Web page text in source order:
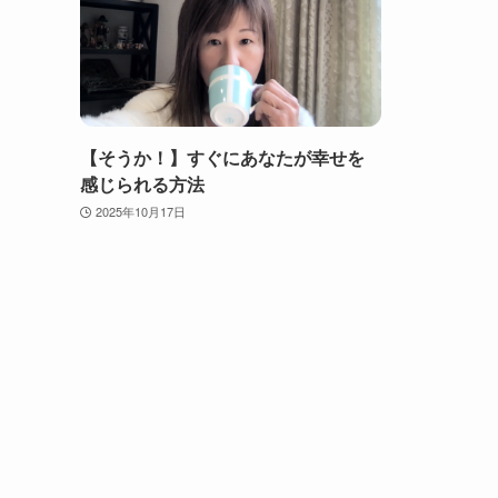
【そうか！】すぐにあなたが幸せを
感じられる方法
2025年10月17日